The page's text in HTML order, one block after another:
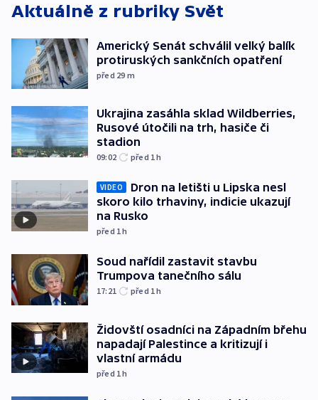
Aktuálně z rubriky Svět
Americký Senát schválil velký balík
protiruských sankčních opatření
před 29 m
Ukrajina zasáhla sklad Wildberries,
Rusové útočili na trh, hasiče či
stadion
09:02 před 1h
VIDEO
Dron na letišti u Lipska nesl
skoro kilo trhaviny, indicie ukazují
na Rusko
před 1h
Soud nařídil zastavit stavbu
Trumpova tanečního sálu
17:21 před 1h
Židovští osadníci na Západním břehu
napadají Palestince a kritizují i
vlastní armádu
před 1h